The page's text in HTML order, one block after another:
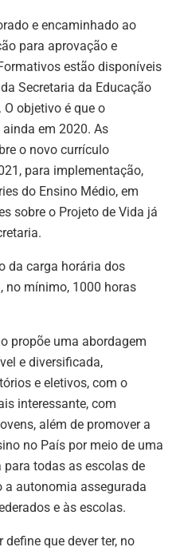
e encaminhado ao
para aprovação e
estão disponíveis
Secretaria da Educação
O objetivo é que o
em 2020. As
o novo currículo
para implementação,
do Ensino Médio, em
sobre o Projeto de Vida já
da carga horária dos
no mínimo, 1000 horas
propõe uma abordagem
e diversificada,
e eletivos, com o
interessante, com
além de promover a
no País por meio de uma
todas as escolas de
a autonomia assegurada
e às escolas.
que dever ter, no